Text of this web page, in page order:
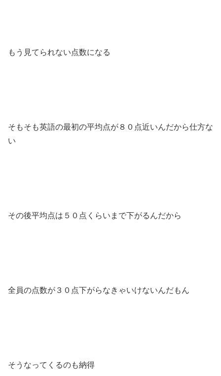
もう見てられない点数になる
そもそも英語の最初の平均点が８０点近いんだから仕方な
い
その後平均点は５０点くらいまで下がるんだから
全員の点数が３０点下がらなきゃいけないんだもん
そうなってくるのも納得